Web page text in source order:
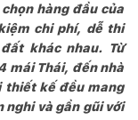
hàng đầu của
chi phí, dễ thi
khác nhau. Từ
mái Thái, đến nhà
thiết kế đều mang
và gần gũi với